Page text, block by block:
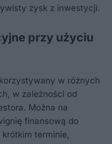
zysk z inwestycji.
przy użyciu
w różnych
w zależności od
Można na
finansową do
terminie,